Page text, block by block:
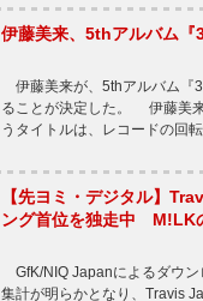
伊藤美来、5thアルバム
伊藤美来が、5thアルバム『
ることが決定した。 伊藤美
うタイトルは、レコードの回
【先ヨミ・デジタル】
ング首位を独走中 M!LK
GfK/NIQ Japanによるダウ
集計が明らかとなり、Travis